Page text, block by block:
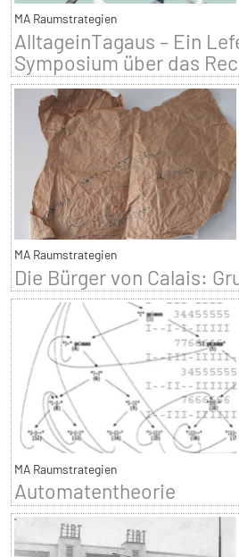
MA Raumstrategien
AlltageinTagaus – Ein
Symposium über das
MA Raumstrategien
Die Bürger von Calais:
MA Raumstrategien
Automatentheorie